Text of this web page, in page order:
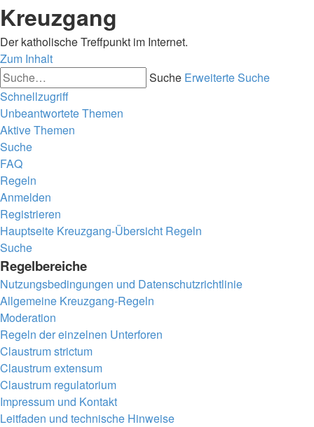
Kreuzgang
Der katholische Treffpunkt im Internet.
Zum Inhalt
Suche Erweiterte Suche
Schnellzugriff
Unbeantwortete Themen
Aktive Themen
Suche
FAQ
Regeln
Anmelden
Registrieren
Hauptseite Kreuzgang-Übersicht Regeln
Suche
Regelbereiche
Nutzungsbedingungen und Datenschutzrichtlinie
Allgemeine Kreuzgang-Regeln
Moderation
Regeln der einzelnen Unterforen
Claustrum strictum
Claustrum extensum
Claustrum regulatorium
Impressum und Kontakt
Leitfaden und technische Hinweise